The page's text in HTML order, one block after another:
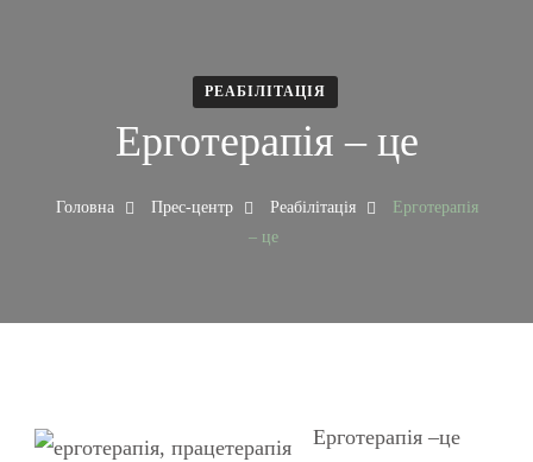
РЕАБІЛІТАЦІЯ
Ерготерапія – це
Головна Прес-центр Реабілітація
Ерготерапія
– це
Ерготерапія –це